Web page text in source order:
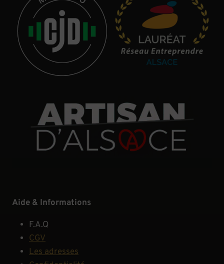
Aide & Informations
F.A.Q
CGV
Les adresses